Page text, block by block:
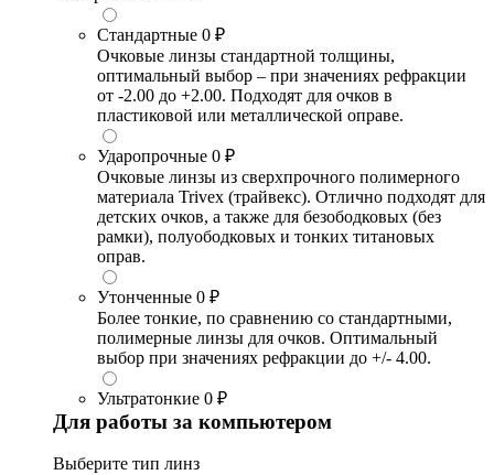
Стандартные 0 ₽
Очковые линзы стандартной толщины,
оптимальный выбор – при значениях рефракции
от -2.00 до +2.00. Подходят для очков в
пластиковой или металлической оправе.
Ударопрочные 0 ₽
Очковые линзы из сверхпрочного полимерного
материала Trivex (трайвекс). Отлично подходят для
детских очков, а также для безободковых (без
рамки), полуободковых и тонких титановых
оправ.
Утонченные 0 ₽
Более тонкие, по сравнению со стандартными,
полимерные линзы для очков. Оптимальный
выбор при значениях рефракции до +/- 4.00.
Ультратонкие 0 ₽
Для работы за компьютером
Выберите тип линз